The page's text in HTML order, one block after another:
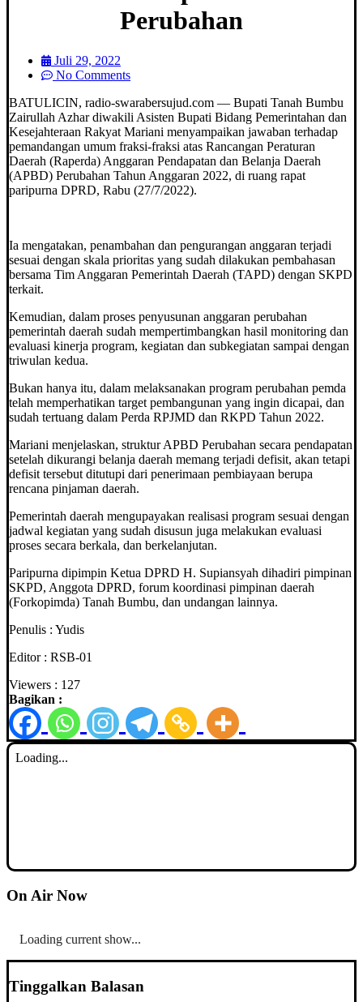
Perubahan
Juli 29, 2022
No Comments
BATULICIN, radio-swarabersujud.com — Bupati Tanah Bumbu
Zairullah Azhar diwakili Asisten Bupati Bidang Pemerintahan dan
Kesejahteraan Rakyat Mariani menyampaikan jawaban terhadap
pemandangan umum fraksi-fraksi atas Rancangan Peraturan
Daerah (Raperda) Anggaran Pendapatan dan Belanja Daerah
(APBD) Perubahan Tahun Anggaran 2022, di ruang rapat
paripurna DPRD, Rabu (27/7/2022).
Ia mengatakan, penambahan dan pengurangan anggaran terjadi
sesuai dengan skala prioritas yang sudah dilakukan pembahasan
bersama Tim Anggaran Pemerintah Daerah (TAPD) dengan SKPD
terkait.
Kemudian, dalam proses penyusunan anggaran perubahan
pemerintah daerah sudah mempertimbangkan hasil monitoring dan
evaluasi kinerja program, kegiatan dan subkegiatan sampai dengan
triwulan kedua.
Bukan hanya itu, dalam melaksanakan program perubahan pemda
telah memperhatikan target pembangunan yang ingin dicapai, dan
sudah tertuang dalam Perda RPJMD dan RKPD Tahun 2022.
Mariani menjelaskan, struktur APBD Perubahan secara pendapatan
setelah dikurangi belanja daerah memang terjadi defisit, akan tetapi
defisit tersebut ditutupi dari penerimaan pembiayaan berupa
rencana pinjaman daerah.
Pemerintah daerah mengupayakan realisasi program sesuai dengan
jadwal kegiatan yang sudah disusun juga melakukan evaluasi
proses secara berkala, dan berkelanjutan.
Paripurna dipimpin Ketua DPRD H. Supiansyah dihadiri pimpinan
SKPD, Anggota DPRD, forum koordinasi pimpinan daerah
(Forkopimda) Tanah Bumbu, dan undangan lainnya.
Penulis : Yudis
Editor : RSB-01
Viewers : 127
Bagikan :
On Air Now
Loading current show...
Tinggalkan Balasan